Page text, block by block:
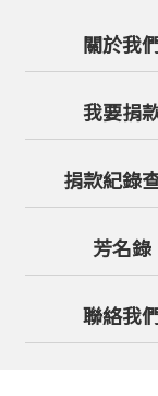
關於我們
我要捐
捐款紀錄
芳名錄
聯絡我們